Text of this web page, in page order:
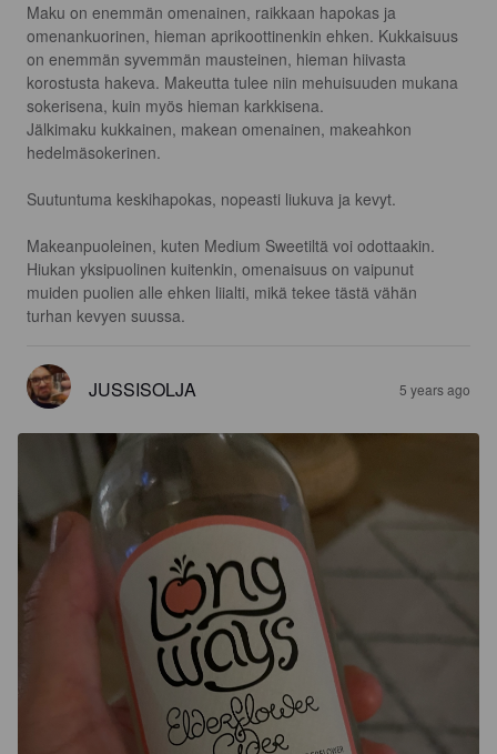
Maku on enemmän omenainen, raikkaan hapokas ja
omenankuorinen, hieman aprikoottinenkin ehken. Kukkaisuus
on enemmän syvemmän mausteinen, hieman hiivasta
korostusta hakeva. Makeutta tulee niin mehuisuuden mukana
sokerisena, kuin myös hieman karkkisena.
Jälkimaku kukkainen, makean omenainen, makeahkon
hedelmäsokerinen.
Suutuntuma keskihapokas, nopeasti liukuva ja kevyt.
Makeanpuoleinen, kuten Medium Sweetiltä voi odottaakin.
Hiukan yksipuolinen kuitenkin, omenaisuus on vaipunut
muiden puolien alle ehken liialti, mikä tekee tästä vähän
turhan kevyen suussa.
JUSSISOLJA 5 years ago